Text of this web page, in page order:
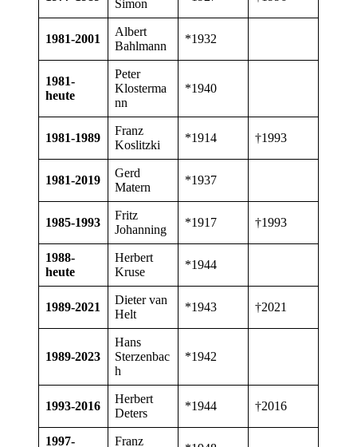
Simon
1981-2001
Albert
Bahlmann
*1932
1981-
heute
Peter
Klosterma
nn
*1940
1981-1989
Franz
Koslitzki
*1914 †1993
1981-2019
Gerd
Matern
*1937
1985-1993
Fritz
Johanning
*1917 †1993
1988-
heute
Herbert
Kruse
*1944
1989-2021
Dieter van
Helt
*1943 †2021
1989-2023
Hans
Sterzenbac
h
*1942
1993-2016
Herbert
Deters
*1944 †2016
1997-
Franz